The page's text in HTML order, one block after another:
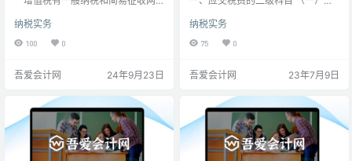
时一般通过银行存款、主营业务收
入等科目进行核算，相关的会计分
借：银行存款 贷：主
——应交增值税（简易计征）
2、结转简易计征增值税： 借：
应交税费——应交增值税（简易计
征） 贷：应交税费——应
交增值税（转出未交增…
纳税实务
100 0
吾爱会计网 24年9月23日
应交税费——应交消费税 应交税费
——应交资源税 应交税费——应交
增值税 应交税费——应交房产税 应
交税费——应交车船税 应交税费
——应交出口关税 应交税费——应
交教育费附加 应交税费——应交地
方教育附加 应交税费——文化事业
建设费 以上为…
纳税实务
75 0
吾爱会计网 23年7月9日